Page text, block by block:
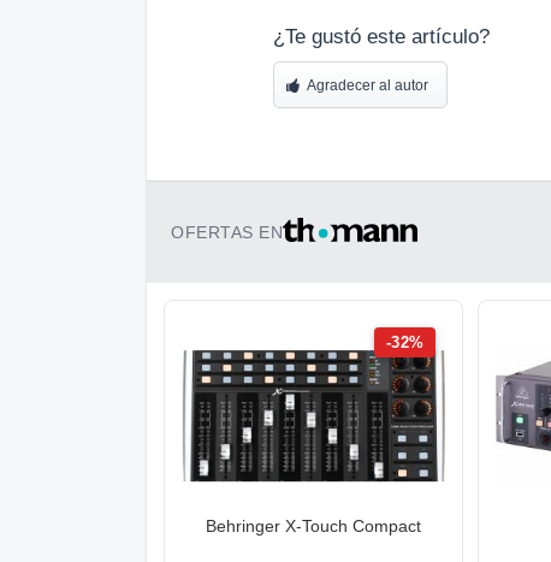
¿Te gustó este artículo?
Agradecer al autor
OFERTAS EN
-32%
Behringer X-Touch Compact